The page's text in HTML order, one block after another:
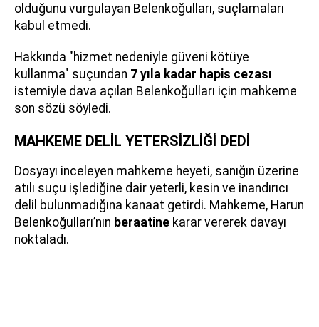
olduğunu vurgulayan Belenkoğulları, suçlamaları
kabul etmedi.
Hakkında "hizmet nedeniyle güveni kötüye
kullanma" suçundan 7 yıla kadar hapis cezası
istemiyle dava açılan Belenkoğulları için mahkeme
son sözü söyledi.
MAHKEME DELİL YETERSİZLİĞİ DEDİ
Dosyayı inceleyen mahkeme heyeti, sanığın üzerine
atılı suçu işlediğine dair yeterli, kesin ve inandırıcı
delil bulunmadığına kanaat getirdi. Mahkeme, Harun
Belenkoğulları’nın beraatine karar vererek davayı
noktaladı.